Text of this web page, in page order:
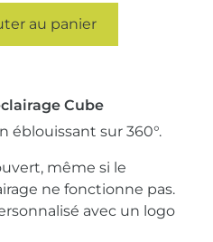
au panier
Cube
éblouissant sur 360°.
même si le
ne fonctionne pas.
avec un logo